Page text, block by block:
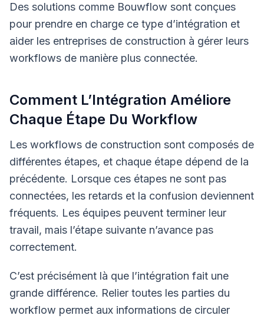
Des solutions comme Bouwflow sont conçues
pour prendre en charge ce type d’intégration et
aider les entreprises de construction à gérer leurs
workflows de manière plus connectée.
Comment L’Intégration Améliore
Chaque Étape Du Workflow
Les workflows de construction sont composés de
différentes étapes, et chaque étape dépend de la
précédente. Lorsque ces étapes ne sont pas
connectées, les retards et la confusion deviennent
fréquents. Les équipes peuvent terminer leur
travail, mais l’étape suivante n’avance pas
correctement.
C’est précisément là que l’intégration fait une
grande différence. Relier toutes les parties du
workflow permet aux informations de circuler